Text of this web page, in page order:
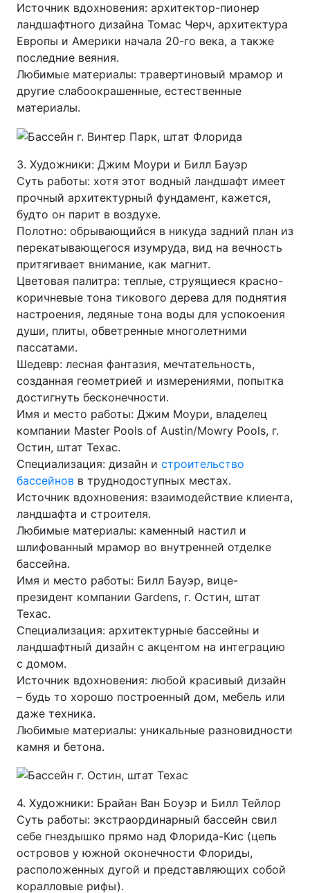
Источник вдохновения: архитектор-пионер
ландшафтного дизайна Томас Черч, архитектура
Европы и Америки начала 20-го века, а также
последние веяния.
Любимые материалы: травертиновый мрамор и
другие слабоокрашенные, естественные
материалы.
3. Художники: Джим Моури и Билл Бауэр
Суть работы: хотя этот водный ландшафт имеет
прочный архитектурный фундамент, кажется,
будто он парит в воздухе.
Полотно: обрывающийся в никуда задний план из
перекатывающегося изумруда, вид на вечность
притягивает внимание, как магнит.
Цветовая палитра: теплые, струящиеся красно-
коричневые тона тикового дерева для поднятия
настроения, ледяные тона воды для успокоения
души, плиты, обветренные многолетними
пассатами.
Шедевр: лесная фантазия, мечтательность,
созданная геометрией и измерениями, попытка
достигнуть бесконечности.
Имя и место работы: Джим Моури, владелец
компании Master Pools of Austin/Mowry Pools, г.
Остин, штат Техас.
Специализация: дизайн и строительство
бассейнов в труднодоступных местах.
Источник вдохновения: взаимодействие клиента,
ландшафта и строителя.
Любимые материалы: каменный настил и
шлифованный мрамор во внутренней отделке
бассейна.
Имя и место работы: Билл Бауэр, вице-
президент компании Gardens, г. Остин, штат
Техас.
Специализация: архитектурные бассейны и
ландшафтный дизайн с акцентом на интеграцию
с домом.
Источник вдохновения: любой красивый дизайн
– будь то хорошо построенный дом, мебель или
даже техника.
Любимые материалы: уникальные разновидности
камня и бетона.
4. Художники: Брайан Ван Боуэр и Билл Тейлор
Суть работы: экстраординарный бассейн свил
себе гнездышко прямо над Флорида-Кис (цепь
островов у южной оконечности Флориды,
расположенных дугой и представляющих собой
коралловые рифы).